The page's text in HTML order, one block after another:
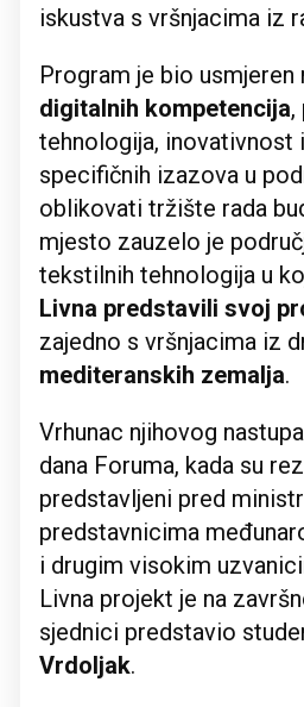
iskustva s vršnjacima iz
Program je bio usmjeren
digitalnih kompetencija,
tehnologija, inovativnost
specifičnih izazova u
oblikovati tržište rada
mjesto zauzelo je
tekstilnih tehnologija u
Livna predstavili svoj
zajedno s vršnjacima iz
mediteranskih zemalja.
Vrhunac njihovog
dana Foruma, kada su
predstavljeni pred
predstavnicima
i drugim visokim
Livna projekt je na
sjednici predstavio
Vrdoljak.